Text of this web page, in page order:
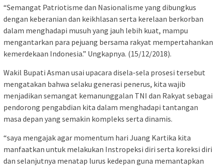
“Semangat Patriotisme dan Nasionalisme yang dibungkus
dengan keberanian dan keikhlasan serta kerelaan berkorban
dalam menghadapi musuh yang jauh lebih kuat, mampu
mengantarkan para pejuang bersama rakyat mempertahankan
kemerdekaan Indonesia.” Ungkapnya. (15/12/2018).
Wakil Bupati Asman usai upacara disela-sela prosesi tersebut
mengatakan bahwa selaku generasi penerus, kita wajib
menjadikan semangat kemanunggalan TNI dan Rakyat sebagai
pendorong pengabdian kita dalam menghadapi tantangan
masa depan yang semakin kompleks serta dinamis.
“saya mengajak agar momentum hari Juang Kartika kita
manfaatkan untuk melakukan Instropeksi diri serta koreksi diri
dan selanjutnya menatap lurus kedepan guna memantapkan